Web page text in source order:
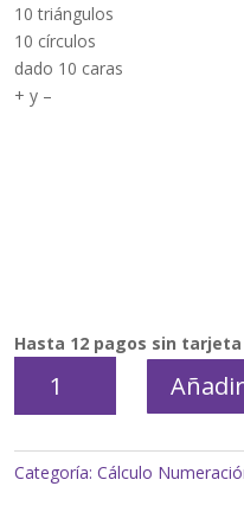
10 triángulos
10 círculos
dado 10 caras
+ y –
Hasta 12 pagos sin tarjeta
posicional
cantidad
Categoría: Cálculo